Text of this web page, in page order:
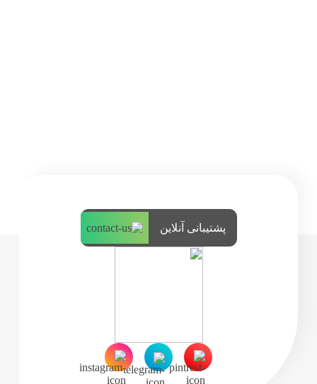
پشتیبانی آنلاین